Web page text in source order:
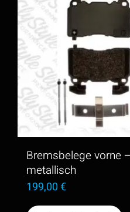
Bremsbelege vorne
metallisch
199,00€